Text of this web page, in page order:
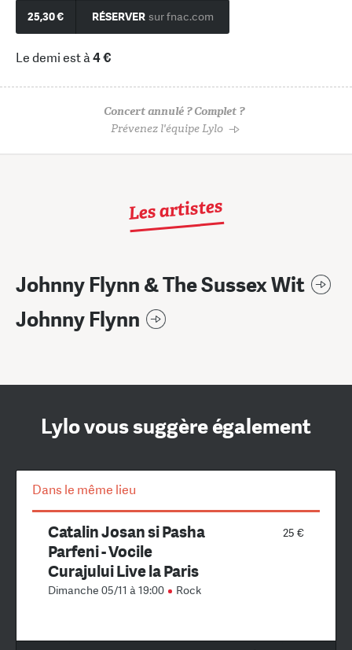
25,30 € RÉSERVER sur fnac.com
Le demi est à4 €
Concert annulé ? Complet ?
Prévenez l'équipe Lylo
Les artistes
Johnny Flynn & The Sussex Wit
Johnny Flynn
Lylo vous suggère également
Dans le même lieu
25 €
Catalin Josan si Pasha
Parfeni - Vocile
Curajului Live la Paris
Dimanche 05/11 à 19:00 Rock